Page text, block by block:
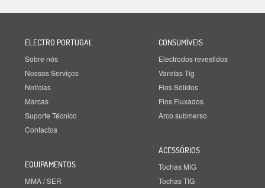
ELECTRO PORTUGAL
Sobre nós
Nossos Serviços
Notícias
Marcas
Suporte Técnico
Contactos
EQUIPAMENTOS
MMA / SER
CONSUMÍVEIS
Electrodos revestidos
Varetas Tig
Fios Sólidos
Fios Fluxados
Arco submerso
ACESSÓRIOS
Tochas MIG
Tochas TIG